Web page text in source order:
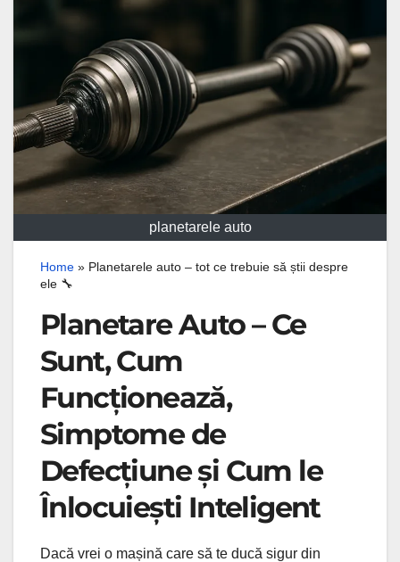
planetarele auto
Home » Planetarele auto – tot ce trebuie să știi despre
ele 🔧
Planetare Auto – Ce
Sunt, Cum
Funcționează,
Simptome de
Defecțiune și Cum le
Înlocuiești Inteligent
Dacă vrei o mașină care să te ducă sigur din